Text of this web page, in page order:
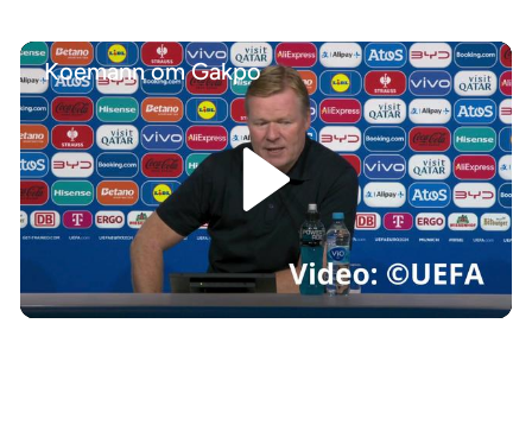
Koemann om Gakpo
/